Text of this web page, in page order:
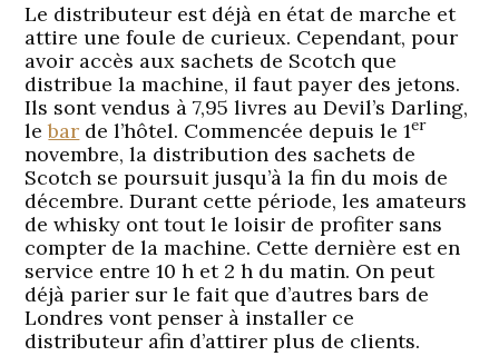
Le distributeur est déjà en état de marche et
attire une foule de curieux. Cependant, pour
avoir accès aux sachets de Scotch que
distribue la machine, il faut payer des jetons.
Ils sont vendus à 7,95 livres au Devil’s Darling,
lebar de l’hôtel. Commencée depuis le 1er
novembre, la distribution des sachets de
Scotch se poursuit jusqu’à la fin du mois de
décembre. Durant cette période, les amateurs
de whisky ont tout le loisir de profiter sans
compter de la machine. Cette dernière est en
service entre 10 h et 2 h du matin. On peut
déjà parier sur le fait que d’autres bars de
Londres vont penser à installer ce
distributeur afin d’attirer plus de clients.